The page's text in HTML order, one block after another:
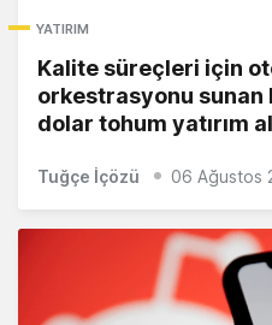
YATIRIM
Kalite süreçleri için
orkestrasyonu sunan
dolar tohum yatırım
Tuğçe İçözü 06 Ağustos